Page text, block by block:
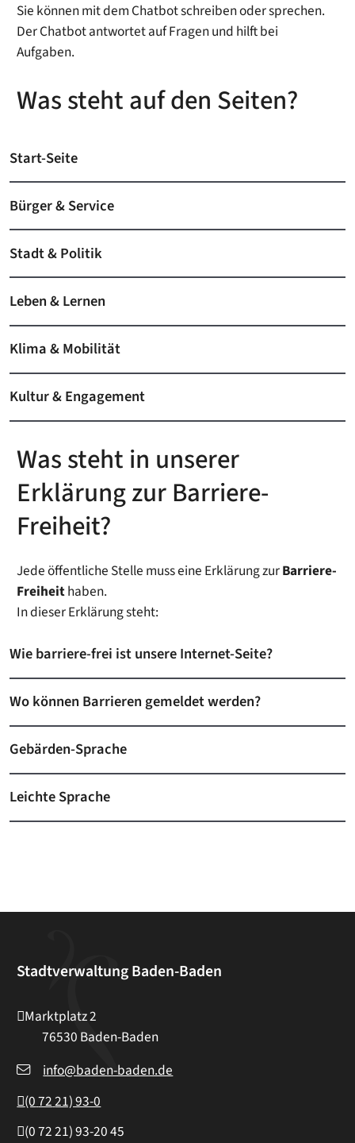
Sie können mit dem Chatbot schreiben oder sprechen.
Der Chatbot antwortet auf Fragen und hilft bei
Aufgaben.
Was steht auf den Seiten?
Start-Seite
Bürger & Service
Stadt & Politik
Leben & Lernen
Klima & Mobilität
Kultur & Engagement
Was steht in unserer
Erklärung zur Barriere-
Freiheit?
Jede öffentliche Stelle muss eine Erklärung zurBarriere-
Freiheithaben.
In dieser Erklärung steht:
Wie barriere-frei ist unsere Internet-Seite?
Wo können Barrieren gemeldet werden?
Gebärden-Sprache
Leichte Sprache
Stadtverwaltung Baden-Baden
Marktplatz 2
76530 Baden-Baden
info@baden-baden.de
(07221) 93-0
(07221) 93-2045